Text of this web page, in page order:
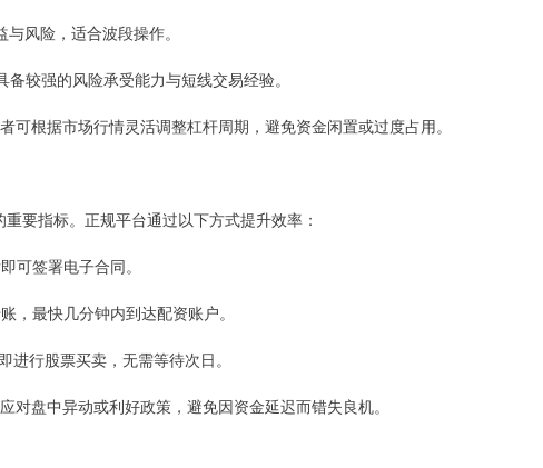
风险，适合波段操作。
较强的风险承受能力与短线交易经验。
根据市场行情灵活调整杠杆周期，避免资金闲置或过度占用。
要指标。正规平台通过以下方式提升效率：
可签署电子合同。
，最快几分钟内到达配资账户。
行股票买卖，无需等待次日。
盘中异动或利好政策，避免因资金延迟而错失良机。